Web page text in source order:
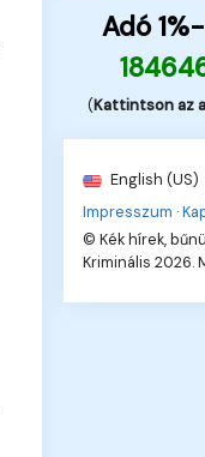
Adó
(Kattintson az
English (US)
Impresszum ·
© Kék hírek,
Kriminális 2026.